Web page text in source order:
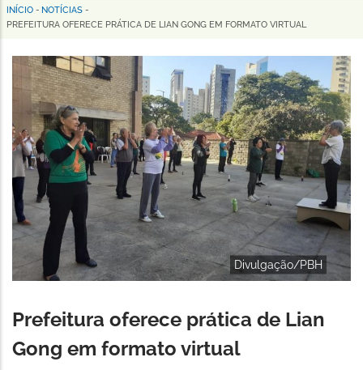
Horizonte
Trilha
navegação
INÍCIO - NOTÍCIAS -
PREFEITURA OFERECE PRÁTICA DE LIAN GONG EM FORMATO VIRTUAL
Divulgação/PBH
Prefeitura oferece prática de Lian
Gong em formato virtual